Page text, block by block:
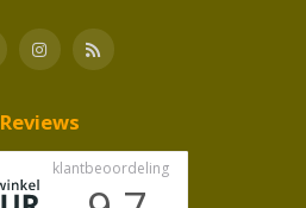
Reviews